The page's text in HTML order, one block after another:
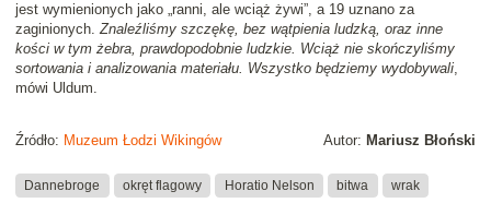
jest wymienionych jako „ranni, ale wciąż żywi”, a 19 uznano za
zaginionych.Znaleźliśmy szczękę, bez wątpienia ludzką, oraz inne
kości w tym żebra, prawdopodobnie ludzkie. Wciąż nie skończyliśmy
sortowania i analizowania materiału. Wszystko będziemy wydobywali,
mówi Uldum.
Autor: Mariusz Błoński
Źródło: Muzeum Łodzi Wikingów
Dannebroge okręt flagowy Horatio Nelson bitwa wrak